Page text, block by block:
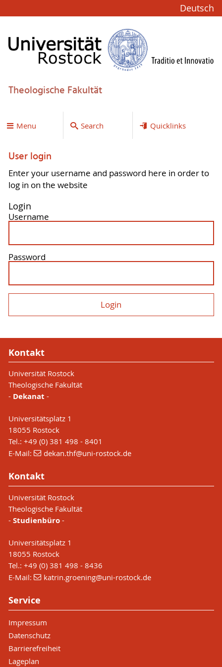
Deutsch
Theologische Fakultät
Menu Search Quicklinks
User login
Enter your username and password here in order to
log in on the website
Login
Username
Password
Kontakt
Universität Rostock
Theologische Fakultät
- Dekanat -
Universitätsplatz 1
18055 Rostock
Tel.: +49 (0) 381 498 - 8401
E-Mail:
dekan.thf@uni-rostock.de
Kontakt
Universität Rostock
Theologische Fakultät
- Studienbüro -
Universitätsplatz 1
18055 Rostock
Tel.: +49 (0) 381 498 - 8436
E-Mail:
katrin.groening@uni-rostock.de
Service
Impressum
Datenschutz
Barrierefreiheit
Lageplan